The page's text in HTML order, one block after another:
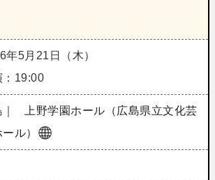
年5月21日（木）
：19:00
上野学園ホール（広島県立文化芸
ル）